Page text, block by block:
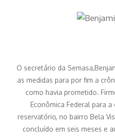
O secretário da
as medidas para por fim a
como havia prometido.
Econômica Federal para
reservatório, no bairro Bela
concluído em seis meses e